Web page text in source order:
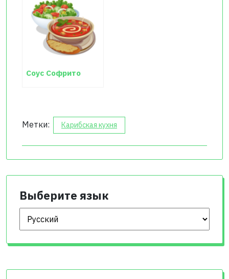
Соус Софрито
Метки: Карибская кухня
Выберите язык
Выберите язык